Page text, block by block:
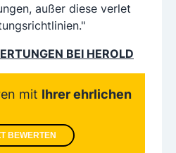
außer diese verlet
BEI HEROLD
mit Ihrer ehrlichen
BEWERTEN